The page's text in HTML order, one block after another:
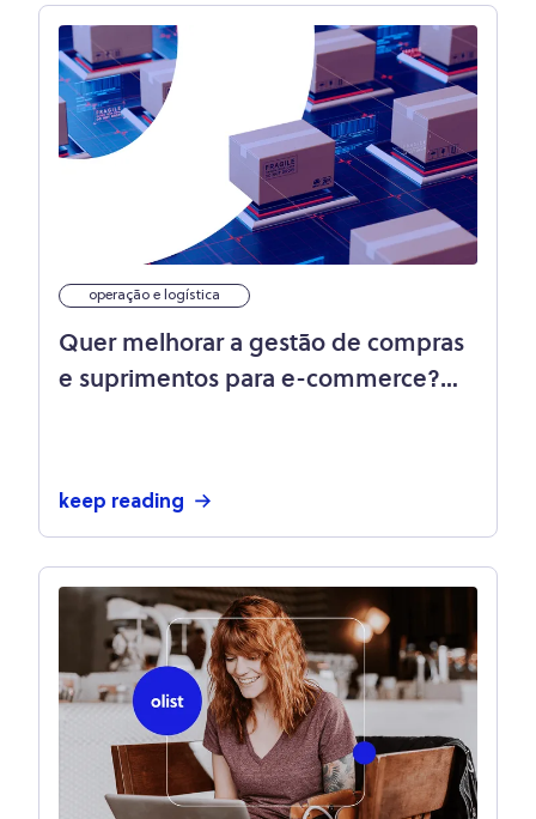
operação e logística
Quer melhorar a gestão de compras
e suprimentos para e-commerce?
keep reading